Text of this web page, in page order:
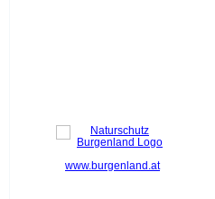
www.burgenland.at